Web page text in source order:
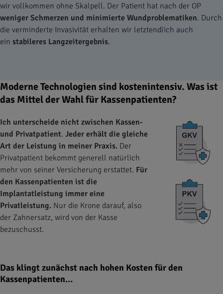
wir vollkommen ohne Skalpell. Der Patient hat nach der OP
weniger Schmerzen und minimierte Wundproblematiken. Durch
die verminderte Invasivität erhalten wir letztendlich auch
ein stabileres Langzeitergebnis.
Moderne Technologien sind kostenintensiv. Was ist
das Mittel der Wahl für Kassenpatienten?
Ich unterscheide nicht zwischen Kassen-
und Privatpatient. Jeder erhält die gleiche
Art der Leistung in meiner Praxis. Der
Privatpatient bekommt generell natürlich
mehr von seiner Versicherung erstattet. Für
den Kassenpatienten ist die
Implantatleistung immer eine
Privatleistung. Nur die Krone darauf, also
der Zahnersatz, wird von der Kasse
bezuschusst.
Das klingt zunächst nach hohen Kosten für den
Kassenpatienten…